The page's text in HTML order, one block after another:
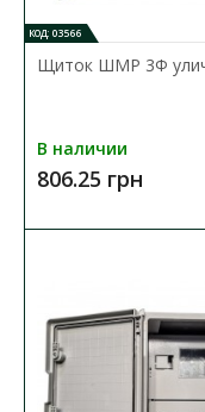
Щиток для
распределения
КОД: 03566
Щиток ШМР 3Ф
В наличии
806.25 грн